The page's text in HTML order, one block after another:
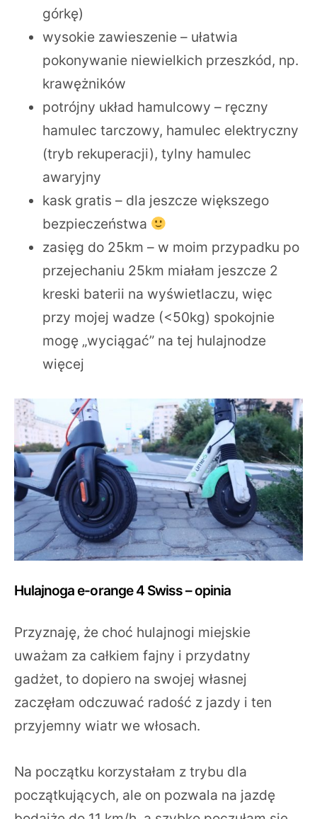
górkę)
wysokie zawieszenie – ułatwia
pokonywanie niewielkich przeszkód, np.
krawężników
potrójny układ hamulcowy – ręczny
hamulec tarczowy, hamulec elektryczny
(tryb rekuperacji), tylny hamulec
awaryjny
kask gratis – dla jeszcze większego
bezpieczeństwa
zasięg do 25km – w moim przypadku po
przejechaniu 25km miałam jeszcze 2
kreski baterii na wyświetlaczu, więc
przy mojej wadze (<50kg) spokojnie
mogę „wyciągać” na tej hulajnodze
więcej
Hulajnoga e-orange 4 Swiss – opinia
Przyznaję, że choć hulajnogi miejskie
uważam za całkiem fajny i przydatny
gadżet, to dopiero na swojej własnej
zaczęłam odczuwać radość z jazdy i ten
przyjemny wiatr we włosach.
Na początku korzystałam z trybu dla
początkujących, ale on pozwala na jazdę